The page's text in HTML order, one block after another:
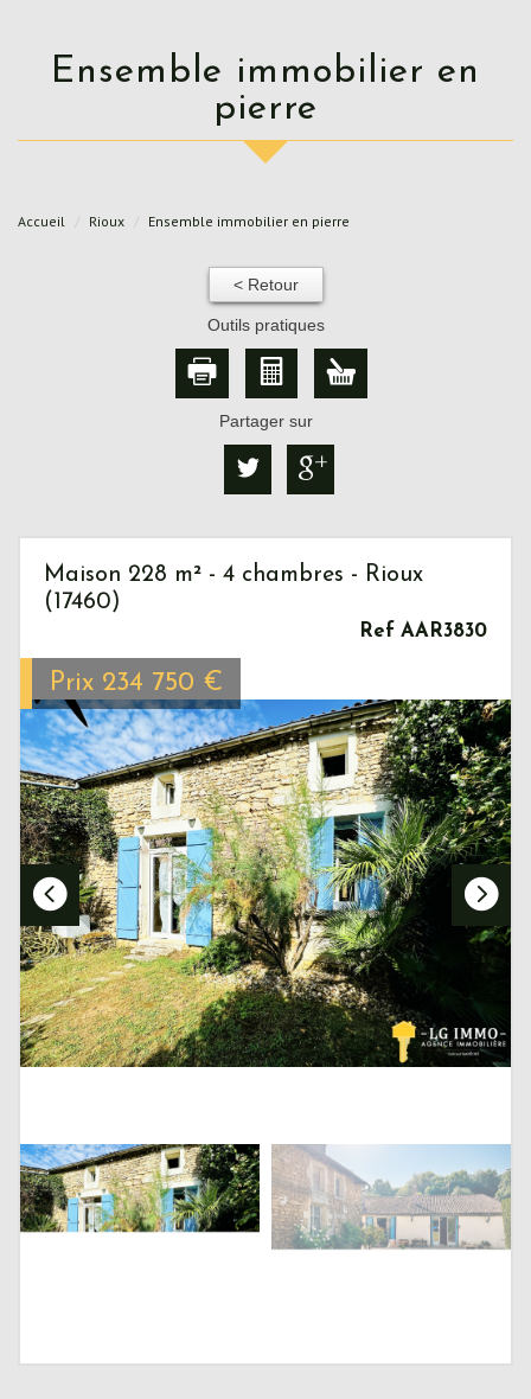
Ensemble immobilier en
pierre
Accueil Rioux Ensemble immobilier en pierre
< Retour
Outils pratiques
Partager sur
Maison 228 m² - 4 chambres - Rioux
(17460)
Ref AAR3830
Prix 234 750 €